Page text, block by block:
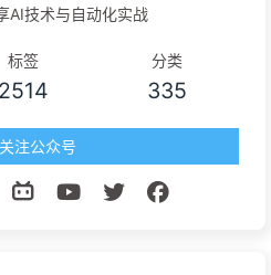
AI技术与自动化实战
标签
2514
分类
335
关注公众号